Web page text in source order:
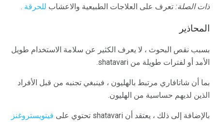
ذات الصلة: تعرف على العلاجات الطبيعية والاعشاب للحرقة .
المحاذير
بسبب نقص البحوث ، لا يعرف الكثير عن سلامة الاستخدام طويل
الأمد أو لفترات طويلة من shatavari.
بما أن شاتافاري مرتبط بالهليون ، فينبغي تجنبه من قبل الأفراد
الذين لديهم حساسية من الهليون.
بالإضافة إلى ذلك ، يعتقد أن shatavari تحتوي على
فيتويستروغنز